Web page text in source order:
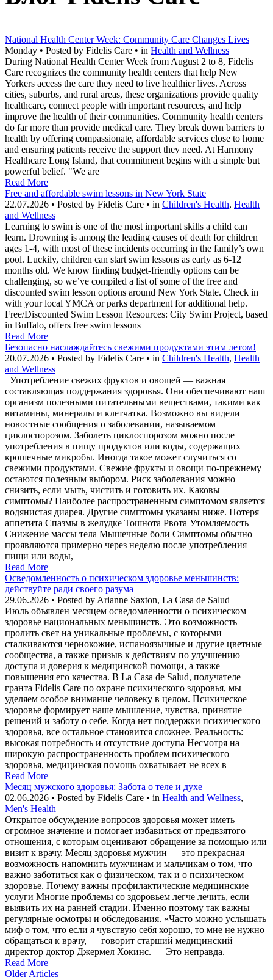
National Health Center Week: Community Care Changes Lives
Monday • Posted by Fidelis Care • in Health and Wellness
During National Health Center Week from August 2 to 8, Fidelis
Care recognizes the community health centers that help New
Yorkers access the care they need to live healthier lives. Across
cities, suburbs, and rural areas, these organizations provide quality
healthcare, connect people with important resources, and help
improve the health of their communities. Community health centers
do far more than provide medical care. They break down barriers to
health by offering compassionate, affordable services close to home
and ensuring patients receive the support they need. At Harmony
Healthcare Long Island, that commitment begins with a simple but
powerful belief. "We are
Read More
Free and affordable swim lessons in New York State
22.07.2026 • Posted by Fidelis Care • in Children's Health, Health
and Wellness
Learning to swim is one of the most important skills a child can
learn. Drowning is among the leading causes of death for children
ages 1-4, with most of these incidents occurring in the family’s own
pool. Luckily, children can start swim lessons as early as 6-12
months old. We know finding budget-friendly options can be
challenging, so we’ve compiled a list of some of the free and
discounted swim lesson options around New York State. Check in
with your local YMCA or parks department for additional help.
Free/Discounted Swim Lesson Resources: City Swim Project, based
in Buffalo, offers free swim lessons
Read More
Безопасно наслаждайтесь свежими продуктами этим летом!
20.07.2026 • Posted by Fidelis Care • in Children's Health, Health
and Wellness
Употребление свежих фруктов и овощей — важная
составляющая поддержания здоровья. Они обеспечивают наш
организм полезными питательными веществами, такими как
витамины, минералы и клетчатка. Возможно вы видели
новостные сообщения о заболевании, называемом
циклоспорозом. Заболеть циклоспорозом можно после
употребления в пищу продуктов или воды, содержащих
крошечные микробы. Иногда такое может случиться со
свежими продуктами. Свежие фрукты и овощи по-прежнему
остаются полезным выбором. Риск заболевания можно
снизить, если мыть, чистить и готовить их. Каковы
симптомы? Наиболее распространенным симптомом является
водянистая диарея. Другие симптомы указаны ниже. Потеря
аппетита Спазмы в желудке Тошнота Рвота Утомляемость
Снижение массы тела Мышечные боли Симптомы обычно
проявляются примерно через неделю после употребления
пищи или воды,
Read More
Осведомленность о психическом здоровье меньшинств:
действуйте ради своего разума
29.06.2026 • Posted by Arianne Saxton, La Casa de Salud
Июль объявлен месяцем осведомленности о психическом
здоровье национальных меньшинств. Это возможность
пролить свет на уникальные проблемы, с которыми
сталкиваются чернокожие, испаноязычные и другие цветные
сообщества, а также призыв к действиям по улучшению
доступа и доверия к медицинской помощи, а также
повышения его качества. В La Casa de Salud, получателе
гранта Fidelis Care по охране психического здоровья, мы
уделяем особое внимание человеку в целом. Психическое
здоровье формирует наше мышление, чувства, принятие
решений и заботу о себе. Когда нет поддержки психического
здоровья, все остальное становится сложнее. Реальность:
высокая потребность и отсутствие доступа Несмотря на
широкую распространенность проблем психического
здоровья, медицинская помощь охватывает не всех в
Read More
Месяц мужского здоровья: Забота о теле и духе
02.06.2026 • Posted by Fidelis Care • in Health and Wellness,
Men's Health
Открытое обсуждение вопросов здоровья может иметь
огромное значение и помогает избавиться от предвзятого
отношения, с которым оценивают обращение за помощью или
визит к врачу. Месяц здоровья мужчин — это прекрасная
возможность напомнить мужчинам и мальчикам о том, что
важно заботиться как о физическом, так и о психическом
здоровье. Почему важны профилактические медицинские
услуги Многие проблемы со здоровьем легче лечить, если
выявить их на ранней стадии. Именно поэтому так важны
регулярные осмотры и обследования. «Часто можно услышать
миф о том, что если я чувствую себя хорошо, то мне не нужно
обращаться к врачу, — говорит старший медицинский
директор доктор Джермел Хокинс. — Это неправда.
Read More
Older Articles